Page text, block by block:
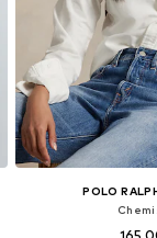
POLO